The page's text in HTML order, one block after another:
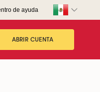
de ayuda
ABRIR CUENTA